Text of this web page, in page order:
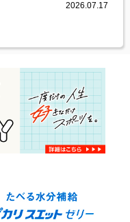
2026.07.17